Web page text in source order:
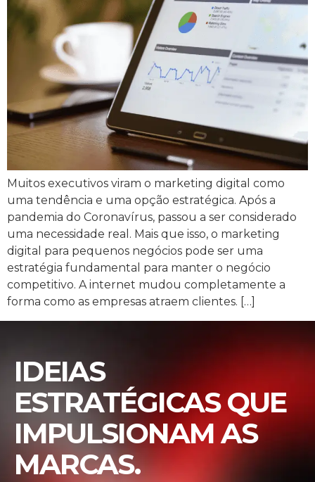
Muitos executivos viram o marketing digital como
uma tendência e uma opção estratégica. Após a
pandemia do Coronavírus, passou a ser considerado
uma necessidade real. Mais que isso, o marketing
digital para pequenos negócios pode ser uma
estratégia fundamental para manter o negócio
competitivo. A internet mudou completamente a
forma como as empresas atraem clientes. […]
IDEIAS
ESTRATÉGICAS QUE
IMPULSIONAM AS
MARCAS.